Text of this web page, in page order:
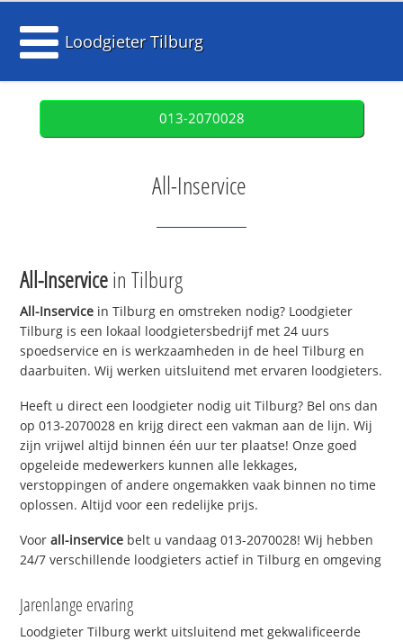
Loodgieter Tilburg
013-2070028
All-Inservice
All-Inservicein Tilburg
All-Inservice in Tilburg en omstreken nodig? Loodgieter
Tilburg is een lokaal loodgietersbedrijf met 24 uurs
spoedservice en is werkzaamheden in de heel Tilburg en
daarbuiten. Wij werken uitsluitend met ervaren loodgieters.
Heeft u direct een loodgieter nodig uit Tilburg? Bel ons dan
op 013-2070028 en krijg direct een vakman aan de lijn. Wij
zijn vrijwel altijd binnen één uur ter plaatse! Onze goed
opgeleide medewerkers kunnen alle lekkages,
verstoppingen of andere ongemakken vaak binnen no time
oplossen. Altijd voor een redelijke prijs.
Voorall-inservice belt u vandaag 013-2070028! Wij hebben
24/7 verschillende loodgieters actief in Tilburg en omgeving
Jarenlange ervaring
Loodgieter Tilburg werkt uitsluitend met gekwalificeerde